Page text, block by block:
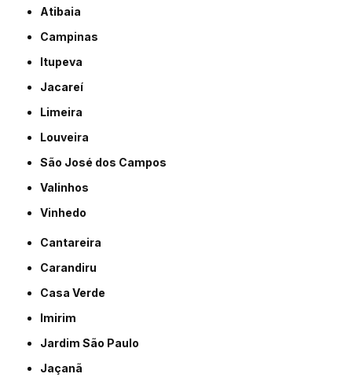
Atibaia
Campinas
Itupeva
Jacareí
Limeira
Louveira
São José dos Campos
Valinhos
Vinhedo
Cantareira
Carandiru
Casa Verde
Imirim
Jardim São Paulo
Jaçanã